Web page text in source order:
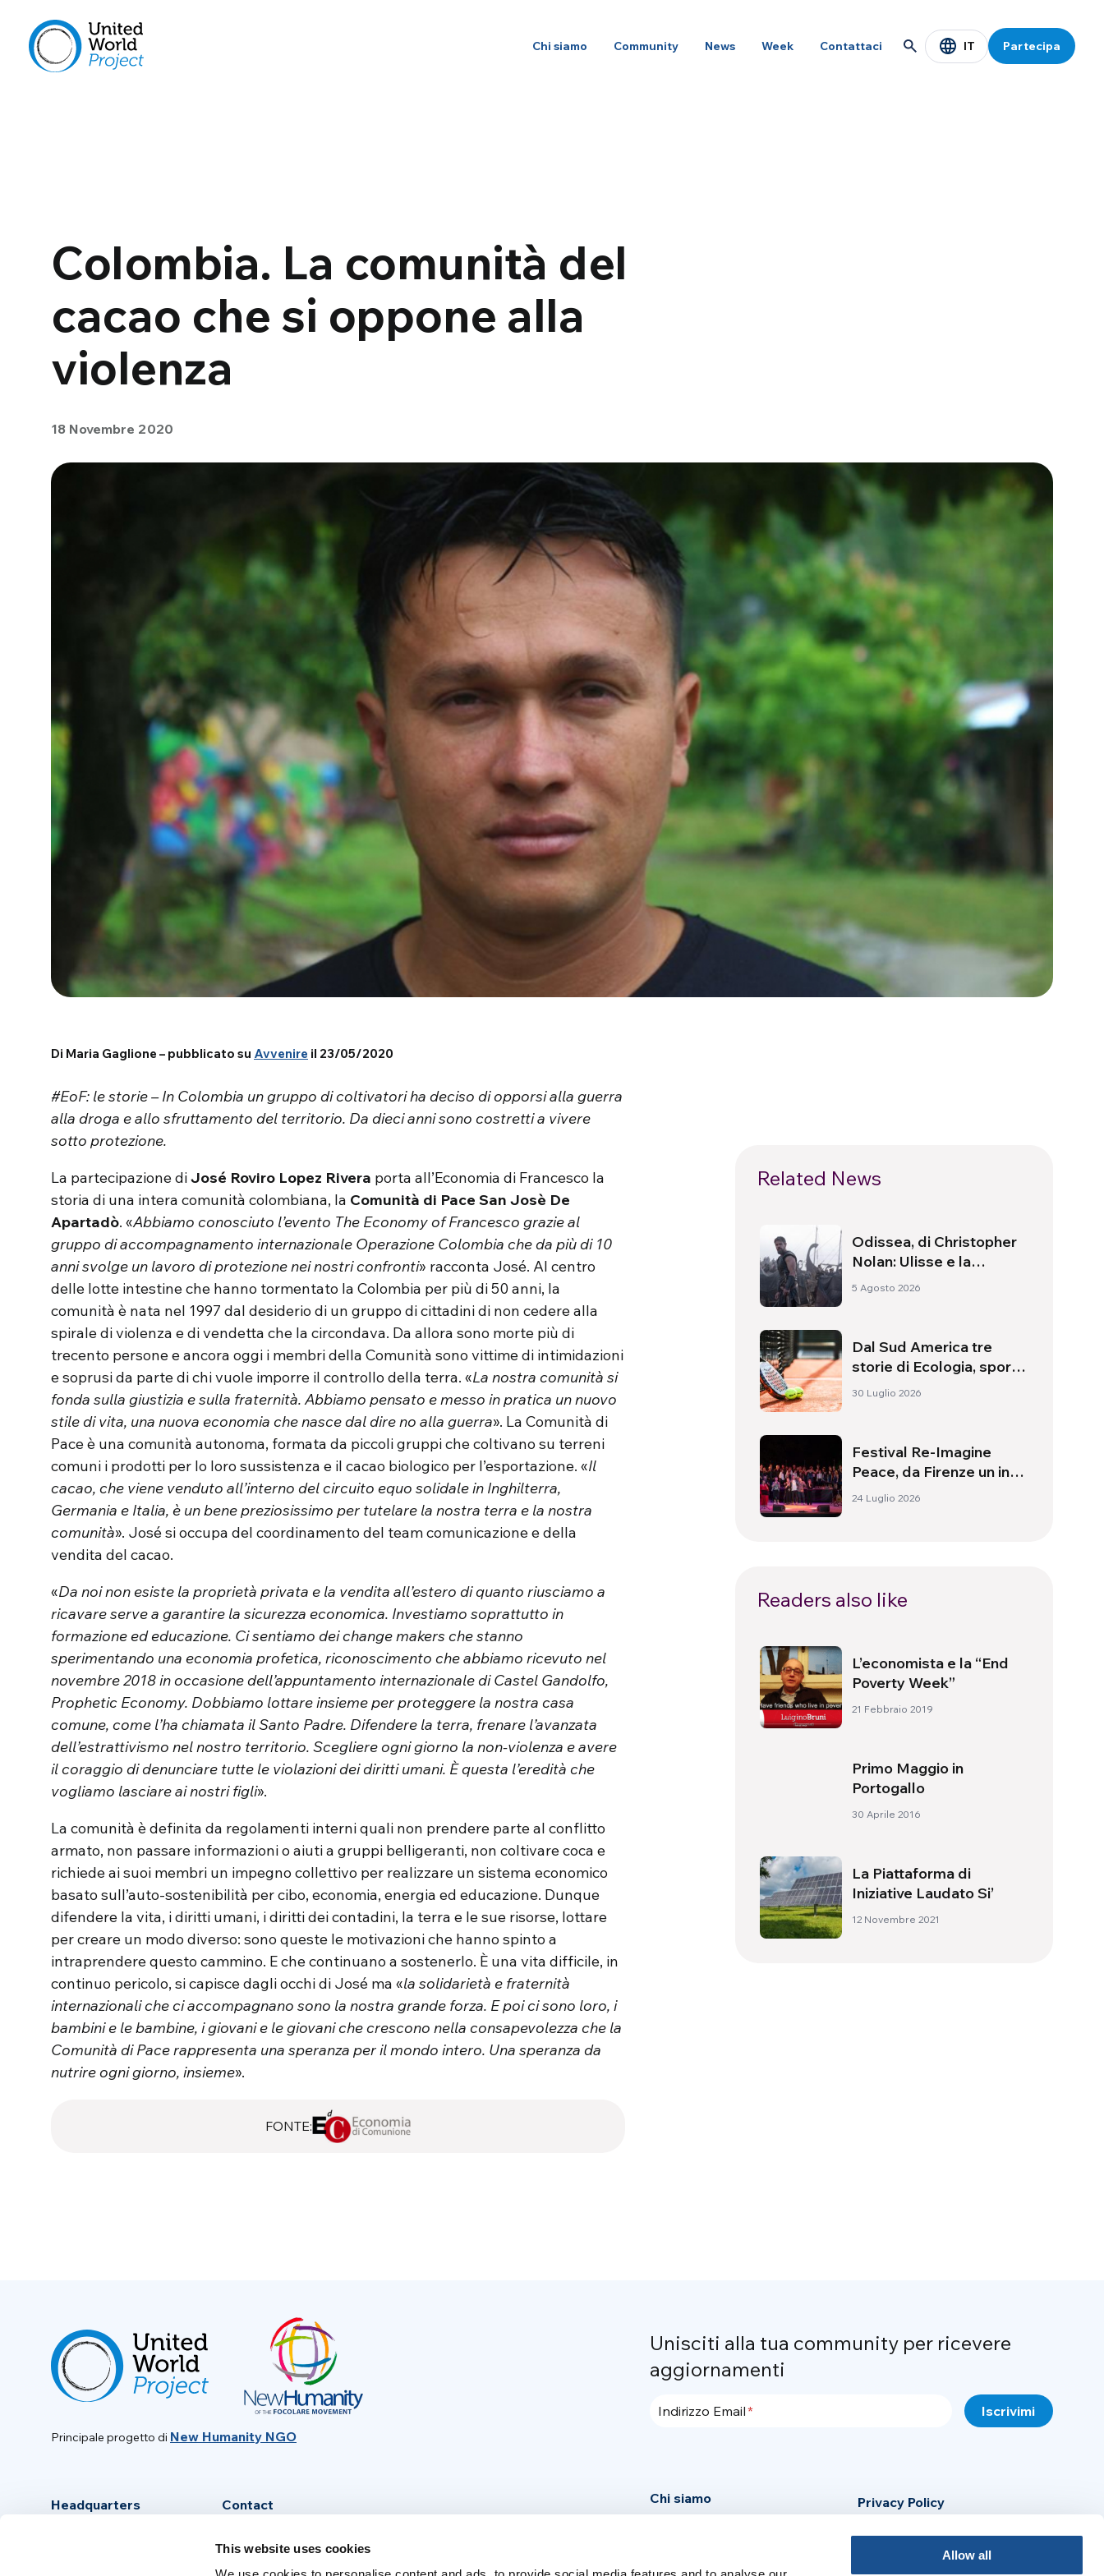
This website uses cookies
Allow all
Chi siamo Community News Week Contattaci IT Partecipa
Colombia. La comunità del
cacao che si oppone alla
violenza
18 Novembre 2020
Di Maria Gaglione – pubblicato su Avvenire il 23/05/2020
#EoF: le storie – In Colombia un gruppo di coltivatori ha deciso di opporsi alla guerra
alla droga e allo sfruttamento del territorio. Da dieci anni sono costretti a vivere
sotto protezione.
La partecipazione diJosé Roviro Lopez Rivera porta all’Economia di Francesco la
storia di una intera comunità colombiana, la Comunità di Pace San Josè De
Apartadò. «Abbiamo conosciuto l’evento The Economy of Francesco grazie al
gruppo di accompagnamento internazionale Operazione Colombia che da più di 10
anni svolge un lavoro di protezione nei nostri confronti» racconta José. Al centro
delle lotte intestine che hanno tormentato la Colombia per più di 50 anni, la
comunità è nata nel 1997 dal desiderio di un gruppo di cittadini di non cedere alla
spirale di violenza e di vendetta che la circondava. Da allora sono morte più di
trecento persone e ancora oggi i membri della Comunità sono vittime di intimidazioni
e soprusi da parte di chi vuole imporre il controllo della terra. «La nostra comunità si
fonda sulla giustizia e sulla fraternità. Abbiamo pensato e messo in pratica un nuovo
stile di vita, una nuova economia che nasce dal dire no alla guerra». La Comunità di
Pace è una comunità autonoma, formata da piccoli gruppi che coltivano su terreni
comuni i prodotti per lo loro sussistenza e il cacao biologico per l’esportazione. «Il
cacao, che viene venduto all’interno del circuito equo solidale in Inghilterra,
Germania e Italia, è un bene preziosissimo per tutelare la nostra terra e la nostra
comunità». José si occupa del coordinamento del team comunicazione e della
vendita del cacao.
«Da noi non esiste la proprietà privata e la vendita all’estero di quanto riusciamo a
ricavare serve a garantire la sicurezza economica. Investiamo soprattutto in
formazione ed educazione. Ci sentiamo dei change makers che stanno
sperimentando una economia profetica, riconoscimento che abbiamo ricevuto nel
novembre 2018 in occasione dell’appuntamento internazionale di Castel Gandolfo,
Prophetic Economy. Dobbiamo lottare insieme per proteggere la nostra casa
comune, come l’ha chiamata il Santo Padre. Difendere la terra, frenare l’avanzata
dell’estrattivismo nel nostro territorio. Scegliere ogni giorno la non-violenza e avere
il coraggio di denunciare tutte le violazioni dei diritti umani. È questa l’eredità che
vogliamo lasciare ai nostri figli».
La comunità è definita da regolamenti interni quali non prendere parte al conflitto
armato, non passare informazioni o aiuti a gruppi belligeranti, non coltivare coca e
richiede ai suoi membri un impegno collettivo per realizzare un sistema economico
basato sull’auto-sostenibilità per cibo, economia, energia ed educazione. Dunque
difendere la vita, i diritti umani, i diritti dei contadini, la terra e le sue risorse, lottare
per creare un modo diverso: sono queste le motivazioni che hanno spinto a
intraprendere questo cammino. E che continuano a sostenerlo. È una vita difficile, in
continuo pericolo, si capisce dagli occhi di José ma «la solidarietà e fraternità
internazionali che ci accompagnano sono la nostra grande forza. E poi ci sono loro, i
bambini e le bambine, i giovani e le giovani che crescono nella consapevolezza che la
Comunità di Pace rappresenta una speranza per il mondo intero. Una speranza da
nutrire ogni giorno, insieme».
FONTE:
Related News
Odissea, di Christopher
Nolan: Ulisse e la
necessità di un’alba
5 Agosto 2026
Dal Sud America tre
storie di Ecologia, sport
e salute
30 Luglio 2026
Festival Re-Imagine
Peace, da Firenze un inno
alla pace
24 Luglio 2026
Readers also like
L’economista e la “End
Poverty Week”
21 Febbraio 2019
Primo Maggio in
Portogallo
30 Aprile 2016
La Piattaforma di
Iniziative Laudato Si’
12 Novembre 2021
Principale progetto di New Humanity NGO
Unisciti alla tua community per ricevere
aggiornamenti
Indirizzo Email
Headquarters Contact
+39 06 94 31 56 35
Chi siamo
Privacy Policy
Avviso Legale